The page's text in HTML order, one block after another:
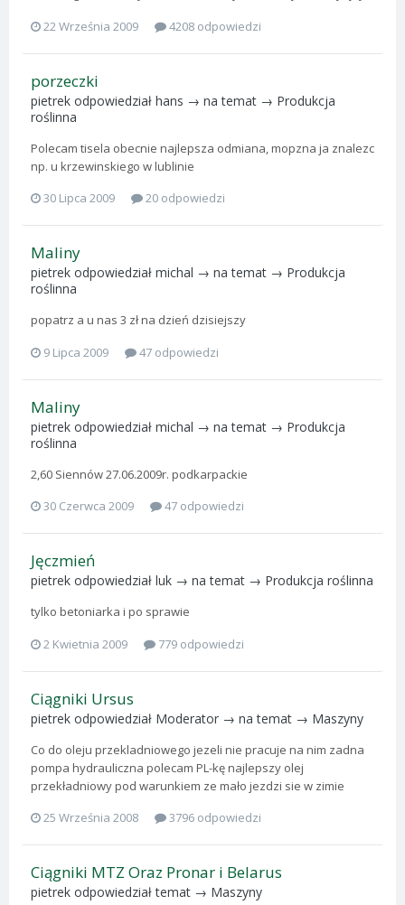
22 Września 2009
4208 odpowiedzi
porzeczki
pietrek odpowiedział hans → na temat → Produkcja
roślinna
Polecam tisela obecnie najlepsza odmiana, mopzna ja znalezc
np. u krzewinskiego w lublinie
30 Lipca 2009
20 odpowiedzi
Maliny
pietrek odpowiedział michal → na temat → Produkcja
roślinna
popatrz a u nas 3 zł na dzień dzisiejszy
9 Lipca 2009
47 odpowiedzi
Maliny
pietrek odpowiedział michal → na temat → Produkcja
roślinna
2,60 Siennów 27.06.2009r. podkarpackie
30 Czerwca 2009
47 odpowiedzi
Jęczmień
pietrek odpowiedział luk → na temat → Produkcja roślinna
tylko betoniarka i po sprawie
2 Kwietnia 2009
779 odpowiedzi
Ciągniki Ursus
pietrek odpowiedział Moderator → na temat → Maszyny
Co do oleju przekladniowego jezeli nie pracuje na nim zadna
pompa hydrauliczna polecam PL-kę najlepszy olej
przekładniowy pod warunkiem ze mało jezdzi sie w zimie
25 Września 2008
3796 odpowiedzi
Ciągniki MTZ Oraz Pronar i Belarus
pietrek odpowiedział temat → Maszyny